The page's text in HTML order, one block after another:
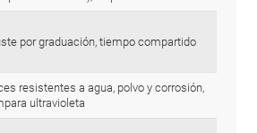
por graduación, tiempo compartido
resistentes a agua, polvo y corrosión,
ultravioleta